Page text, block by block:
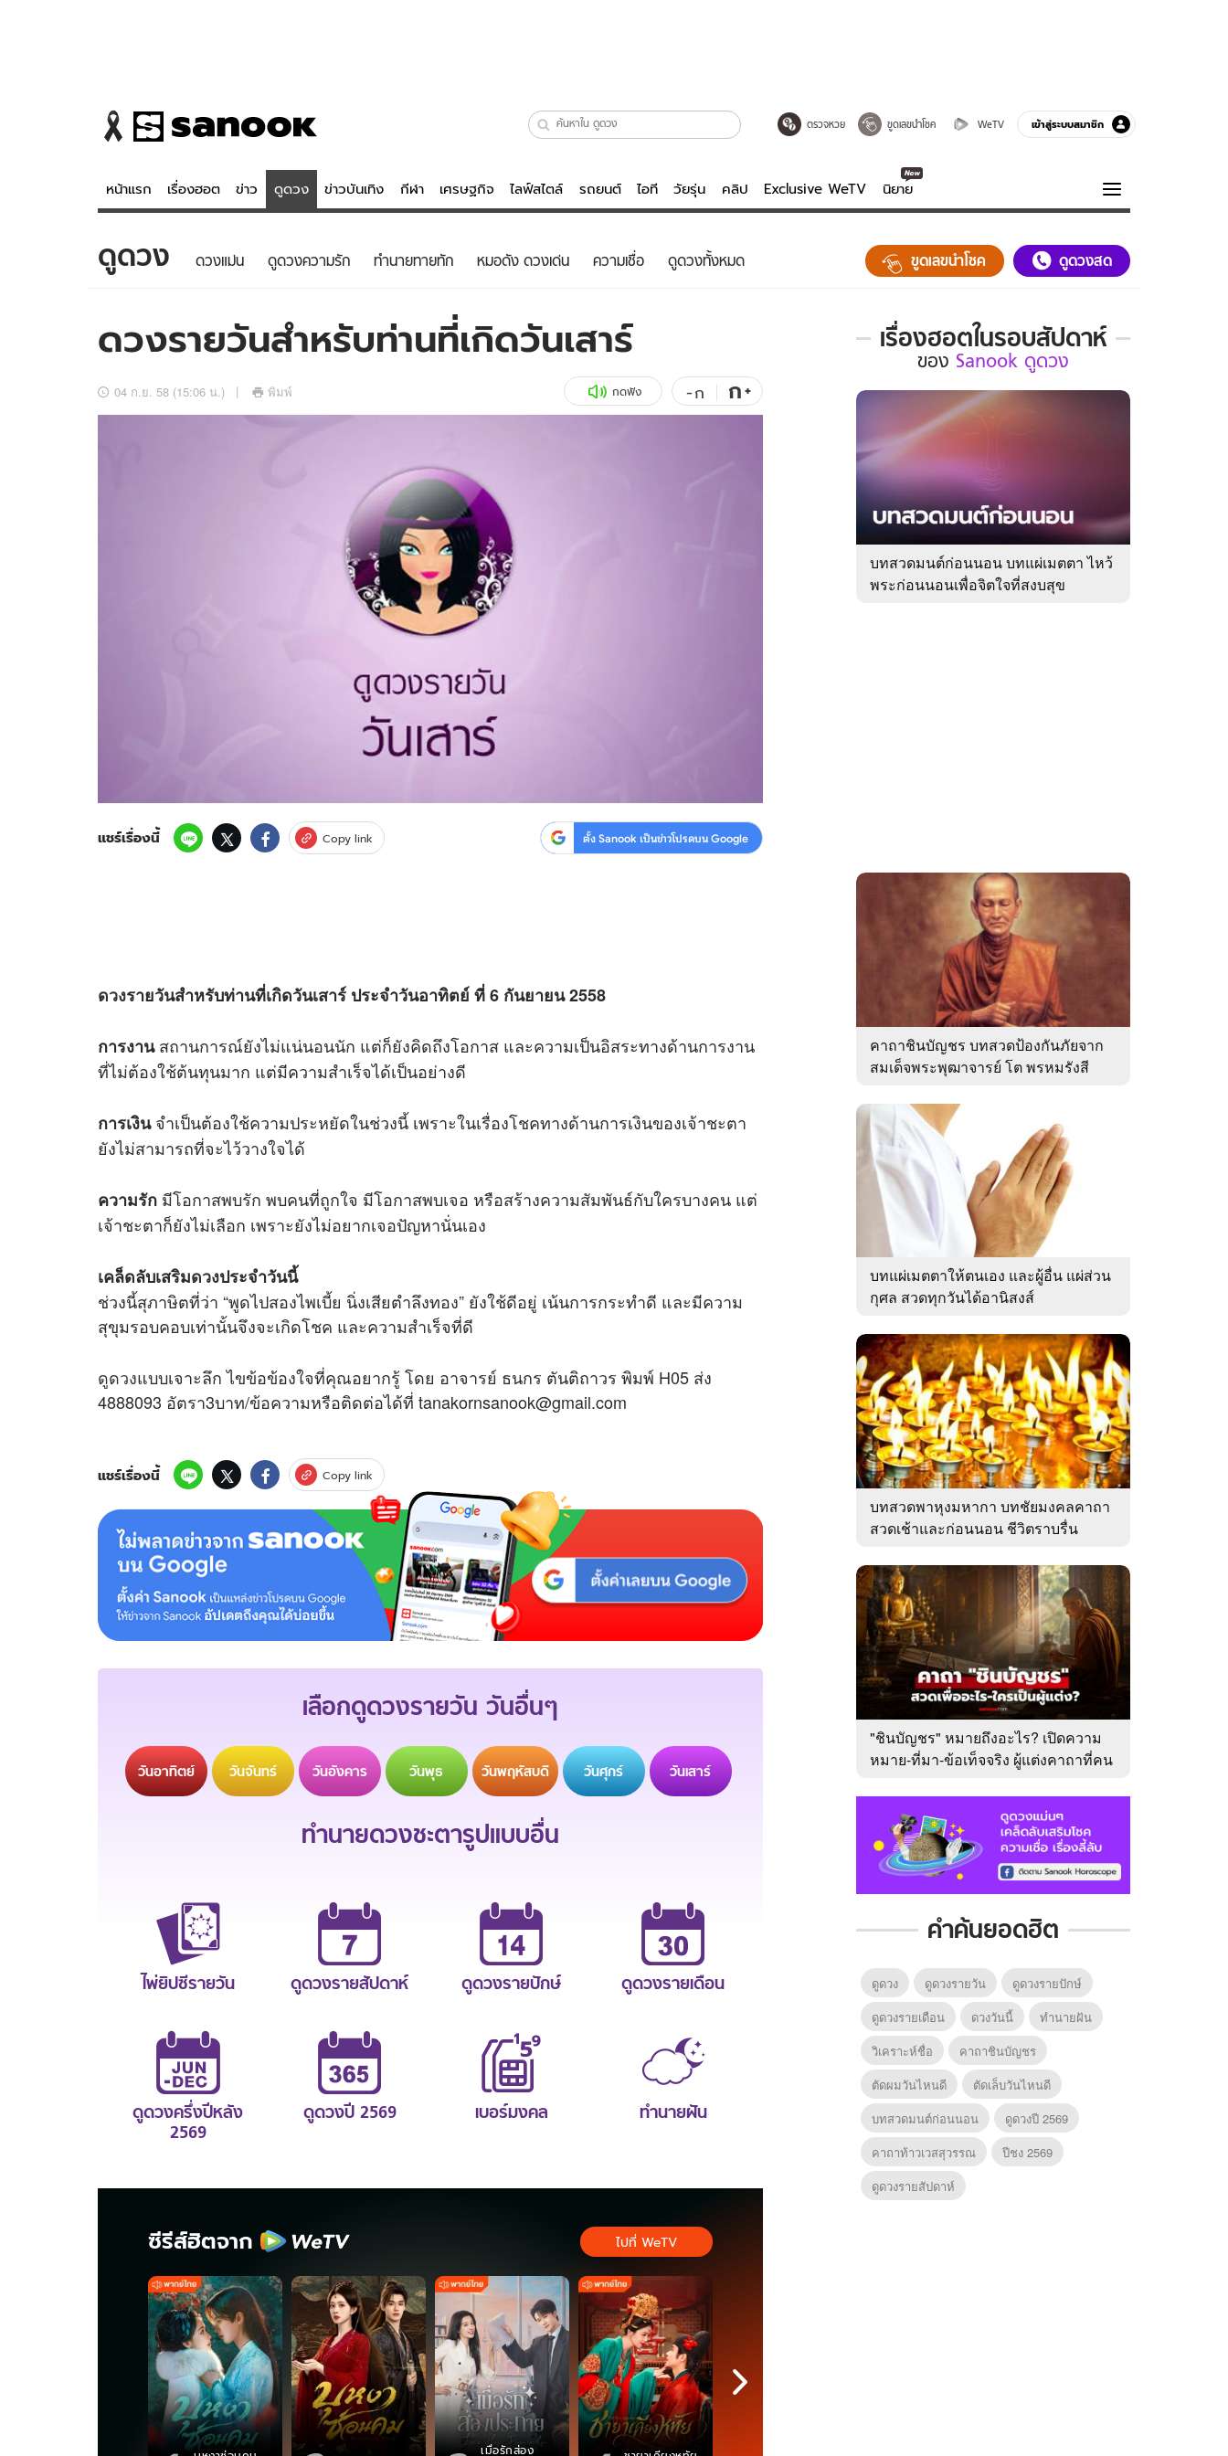
ตรวจหวย ขูดเลขนำโชค WeTV เข้าสู่ระบบสมาชิก
หน้าแรก เรื่องฮอต ข่าว ดูดวง ข่าวบันเทิง กีฬา เศรษฐกิจ ไลฟ์สไตล์ รถยนต์ ไอที วัยรุ่น คลิป Exclusive WeTV นิยาย
ข่าว
ข่าวบันเทิง
ดูดวง - ตรวจหวย
สถิติหวยไทย
ไลฟ์สไตล์
วัยรุ่น
รถยนต์
คลิป
พอดแคสต์
ความรู้รอบตัว
ฮาวทู
ติดตามสนุกโซเชียลได้ที่
บริษัท อิมเมจ ฟิวเจอร์ (ประเทศไทย) จำกัด
ดูดวง ดวงแม่น ดูดวงความรัก ทํานายทายทัก หมอดัง ดวงเด่น ความเชื่อ ดูดวงทั้งหมด ขูดเลขนำโชค ดูดวงสด
ดวงรายวันสำหรับท่านที่เกิดวันเสาร์
04 ก.ย. 58 (15:06 น.) พิมพ์ กดฟัง -ก ก+
แชร์เรื่องนี้ Copy link ตั้ง Sanook เป็นข่าวโปรดบน Google
ดวงรายวันสำหรับท่านที่เกิดวันเสาร์ ประจำวันอาทิตย์ ที่ 6 กันยายน 2558
การงานสถานการณ์ยังไม่แน่นอนนัก แต่ก็ยังคิดถึงโอกาส และความเป็นอิสระทางด้านการงาน
ที่ไม่ต้องใช้ต้นทุนมาก แต่มีความสำเร็จได้เป็นอย่างดี
การเงินจำเป็นต้องใช้ความประหยัดในช่วงนี้ เพราะในเรื่องโชคทางด้านการเงินของเจ้าชะตา
ยังไม่สามารถที่จะไว้วางใจได้
ความรัก มีโอกาสพบรัก พบคนที่ถูกใจ มีโอกาสพบเจอ หรือสร้างความสัมพันธ์กับใครบางคน แต่
เจ้าชะตาก็ยังไม่เลือก เพราะยังไม่อยากเจอปัญหานั่นเอง
เคล็ดลับเสริมดวงประจำวันนี้
ช่วงนี้สุภาษิตที่ว่า “พูดไปสองไพเบี้ย นิ่งเสียตำลึงทอง” ยังใช้ดีอยู่ เน้นการกระทำดี และมีความ
สุขุมรอบคอบเท่านั้นจึงจะเกิดโชค และความสำเร็จที่ดี
ดูดวงแบบเจาะลึก ไขข้อข้องใจที่คุณอยากรู้ โดย อาจารย์ ธนกร ตันติถาวร พิมพ์ H05 ส่ง
4888093 อัตรา3บาท/ข้อความหรือติดต่อได้ที่ tanakornsanook@gmail.com
แชร์เรื่องนี้ Copy link
เลือกดูดวงรายวัน วันอื่นๆ
วันอาทิตย์ วันจันทร์ วันอังคาร วันพุธ วันพฤหัสบดี วันศุกร์ วันเสาร์
ทำนายดวงชะตารูปแบบอื่น
ไพ่ยิปซีรายวัน ดูดวงรายสัปดาห์ ดูดวงรายปักษ์ ดูดวงรายเดือน
ดูดวงครึ่งปีหลัง
2569
ดูดวงปี 2569 เบอร์มงคล ทำนายฝัน
ซีรีส์ฮิตจาก
เมื่อรักส่อง
ไปที่ WeTV
เรื่องฮอตในรอบสัปดาห์
เรื่อง
ใน
รอบ
ของ
Sanook
ดูด
ของ Sanook ดูดวง
บทสวดมนต์ก่อนนอน บทแผ่เมตตา ไหว้
พระก่อนนอนเพื่อจิตใจที่สงบสุข
คาถาชินบัญชร บทสวดป้องกันภัยจาก
สมเด็จพระพุฒาจารย์ โต พรหมรังสี
บทแผ่เมตตาให้ตนเอง และผู้อื่น แผ่ส่วน
กุศล สวดทุกวันได้อานิสงส์
บทสวดพาหุงมหากา บทชัยมงคลคาถา
สวดเช้าและก่อนนอน ชีวิตราบรื่น
"ชินบัญชร" หมายถึงอะไร? เปิดความ
หมาย-ที่มา-ข้อเท็จจริง ผู้แต่งคาถาที่คน
คำค้นยอดฮิต
ดูดวง ดูดวงรายวัน
ดูดวงรายปักษ์
ดูดวงรายเดือน
ดวงวันนี้
ทํานายฝัน
วิเคราะห์ชื่อ
คาถาชินบัญชร
ตัดผมวันไหนดี
ตัดเล็บวันไหนดี
บทสวดมนต์ก่อนนอน
ดูดวงปี 2569
คาถาท้าวเวสสุวรรณ
ปีชง 2569
ดูดวงรายสัปดาห์